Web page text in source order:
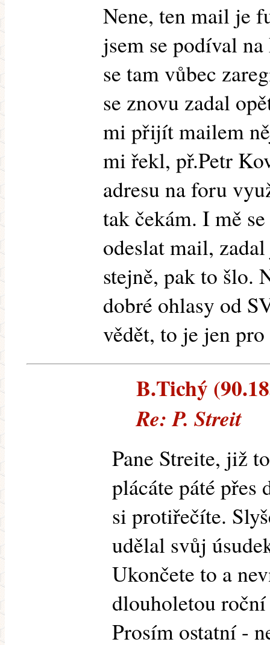
Nene, ten mail je
jsem se podíval
se tam vůbec
se znovu zadal
mi přijít mailem
mi řekl, př.Petr
adresu na foru
tak čekám. I mě
odeslat mail,
stejně, pak to šlo.
dobré ohlasy od
vědět, to je jen
B.Tichý
Re: P. Streit
Pane Streite, již
plácáte páté přes
si protiřečíte.
udělal svůj
Ukončete to a
dlouholetou
Prosím ostatní -